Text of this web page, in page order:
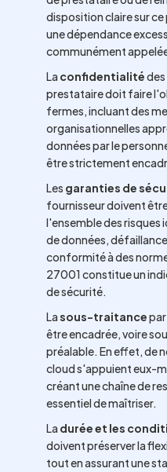
disposition claire sur
une dépendance
communément
La confidentialité
prestataire doit faire
fermes, incluant des
organisationnelles
données par le
être strictement
Les garanties de
fournisseur doivent
l'ensemble des risques
de données,
conformité à des
27001 constitue un
de sécurité.
Lasous-traitance
être encadrée, voire
préalable. En effet, de
cloud s'appuient eux-
créant une chaîne de
essentiel de maîtriser.
La durée et les
doivent préserver la
tout en assurant une